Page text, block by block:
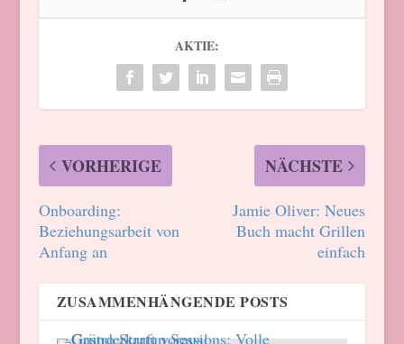
AKTIE:
VORHERIGE
Onboarding:
Beziehungsarbeit von
Anfang an
NÄCHSTE
Jamie Oliver: Neues
Buch macht Grillen
einfach
ZUSAMMENHÄNGENDE POSTS